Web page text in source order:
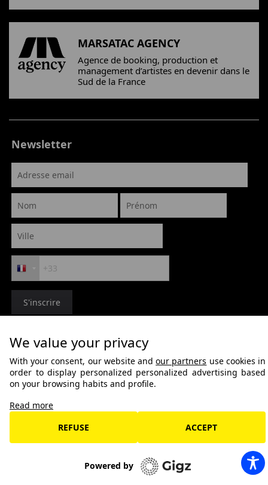
MARSATAC AGENCY
Agence de booking, production et
management d’artistes en devenir dans le
Sud de la France
Newsletter
We value your privacy
With your consent, our website andour partners use cookies in
order to display personalized personalized advertising based
on your browsing habits and profile.
Read more
REFUSE
ACCEPT
Powered by